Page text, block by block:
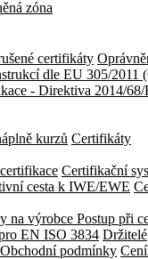
zóna
certifikáty
dle EU 305/2011
- Direktiva 2014/
kurzů Certifikáty
Certifikační
cesta k IWE/EWE
na výrobce Postup při
EN ISO 3834 Držitelé
Obchodní podmínky